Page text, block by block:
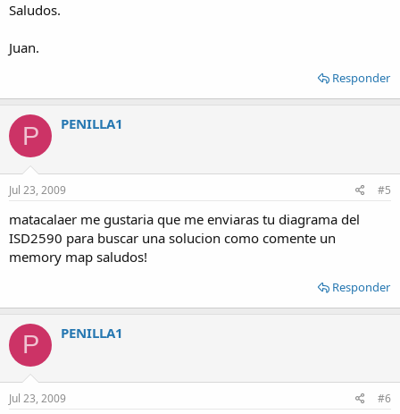
Saludos.
Juan.
Responder
P PENILLA1
Jul 23, 2009 #5
matacalaer me gustaria que me enviaras tu diagrama del
ISD2590 para buscar una solucion como comente un
memory map saludos!
Responder
P PENILLA1
Jul 23, 2009 #6